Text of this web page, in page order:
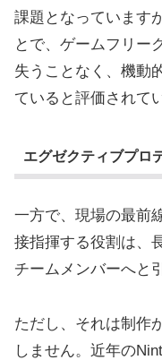
課題となっています
とで、ゲームフリー
失うことなく、機動
ていると評価されて
エグゼクティブプロ
一方で、現場の最前
接指揮する役割は、
チームメンバーへと
ただし、それは制作
しません。近年の